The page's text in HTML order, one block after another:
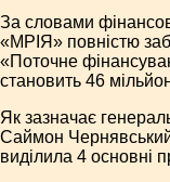
За словами
«МРІЯ» повністю
«Поточне
становить 46
Як зазначає
Саймон
виділила 4 основні